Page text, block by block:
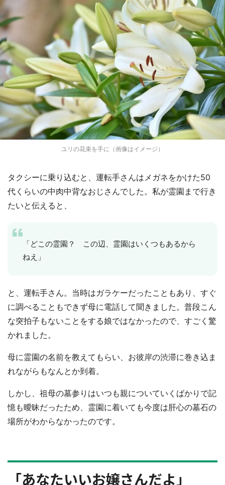
ユリの花束を手に（画像はイメージ）
タクシーに乗り込むと、運転手さんはメガネをかけた50
代くらいの中肉中背なおじさんでした。私が霊園まで行き
たいと伝えると、
「どこの霊園？ この辺、霊園はいくつもあるから
ねえ」
と、運転手さん。当時はガラケーだったこともあり、すぐ
に調べることもできず母に電話して聞きました。普段こん
な突拍子もないことをする娘ではなかったので、すごく驚
かれました。
母に霊園の名前を教えてもらい、お彼岸の渋滞に巻き込ま
れながらもなんとか到着。
しかし、祖母の墓参りはいつも親についていくばかりで記
憶も曖昧だったため、霊園に着いても今度は肝心の墓石の
場所がわからなかったのです。
「あなたいいお嬢さんだよ」